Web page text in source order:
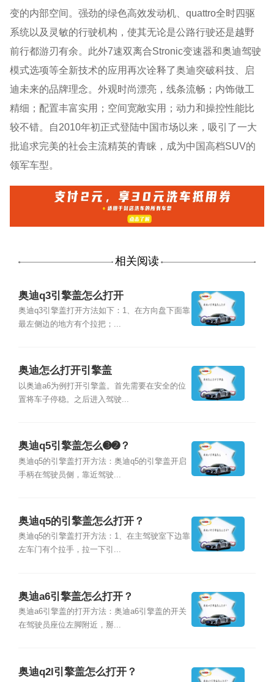
变的内部空间。强劲的绿色高效发动机、quattro全时四驱
系统以及灵敏的行驶机构，使其无论是公路行驶还是越野
前行都游刃有余。此外7速双离合Stronic变速器和奥迪驾驶
模式选项等全新技术的应用再次诠释了奥迪突破科技、启
迪未来的品牌理念。外观时尚漂亮，线条流畅；内饰做工
精细；配置丰富实用；空间宽敞实用；动力和操控性能比
较不错。自2010年初正式登陆中国市场以来，吸引了一大
批追求完美的社会主流精英的青睐，成为中国高档SUV的
领军车型。
相关阅读
奥迪q3引擎盖怎么打开
奥迪q3引擎盖打开方法如下：1、在方向盘下面靠
最左侧边的地方有个拉把；...
奥迪怎么打开引擎盖
以奥迪a6为例打开引擎盖。首先需要在安全的位
置将车子停稳。之后进入驾驶...
奥迪q5引擎盖怎么➌➋？
奥迪q5的引擎盖打开方法：奥迪q5的引擎盖开启
手柄在驾驶员侧，靠近驾驶...
奥迪q5的引擎盖怎么打开？
奥迪q5的引擎盖打开方法：1、在主驾驶室下边靠
左车门有个拉手，拉一下引...
奥迪a6引擎盖怎么打开？
奥迪a6引擎盖的打开方法：奥迪a6引擎盖的开关
在驾驶员座位左脚附近，掰...
奥迪q2l引擎盖怎么打开？